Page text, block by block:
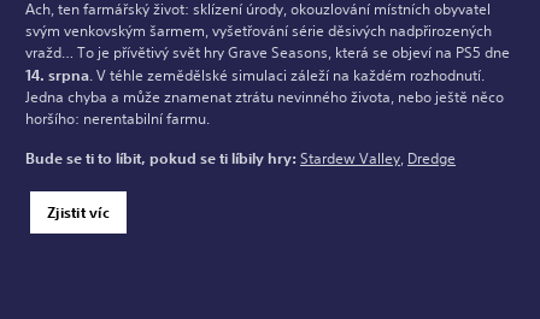
Ach, ten farmářský život: sklízení úrody, okouzlování místních obyvatel
svým venkovským šarmem, vyšetřování série děsivých nadpřirozených
vražd… To je přívětivý svět hry Grave Seasons, která se objeví na PS5 dne
14. srpna. V téhle zemědělské simulaci záleží na každém rozhodnutí.
Jedna chyba a může znamenat ztrátu nevinného života, nebo ještě něco
horšího: nerentabilní farmu.
Bude se ti to líbit, pokud se ti líbily hry: Stardew Valley, Dredge
Zjistit víc